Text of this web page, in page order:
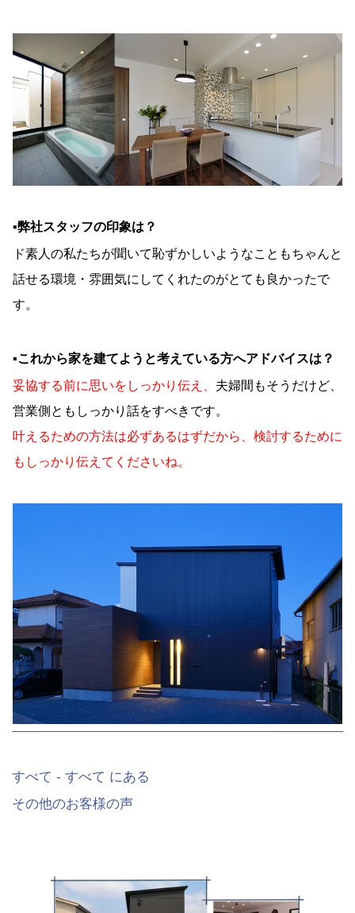
▪︎弊社スタッフの印象は？
ド素人の私たちが聞いて恥ずかしいようなこともちゃんと
話せる環境・雰囲気にしてくれたのがとても良かったで
す。
▪︎これから家を建てようと考えている方へアドバイスは？
妥協する前に思いをしっかり伝え、 夫婦間もそうだけど、
営業側ともしっかり話をすべきです。
叶えるための方法は必ずあるはずだから、検討するために
もしっかり伝えてくださいね。
すべて - すべて にある
その他のお客様の声